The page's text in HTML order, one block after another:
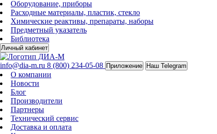
Оборудование, приборы
Расходные материалы, пластик, стекло
Химические реактивы, препараты, наборы
Предметный указатель
Библиотека
Личный кабинет
info@dia-m.ru 8 (800) 234-05-08 Приложение Наш Telegram
О компании
Новости
Блог
Производители
Партнеры
Технический сервис
Доставка и оплата